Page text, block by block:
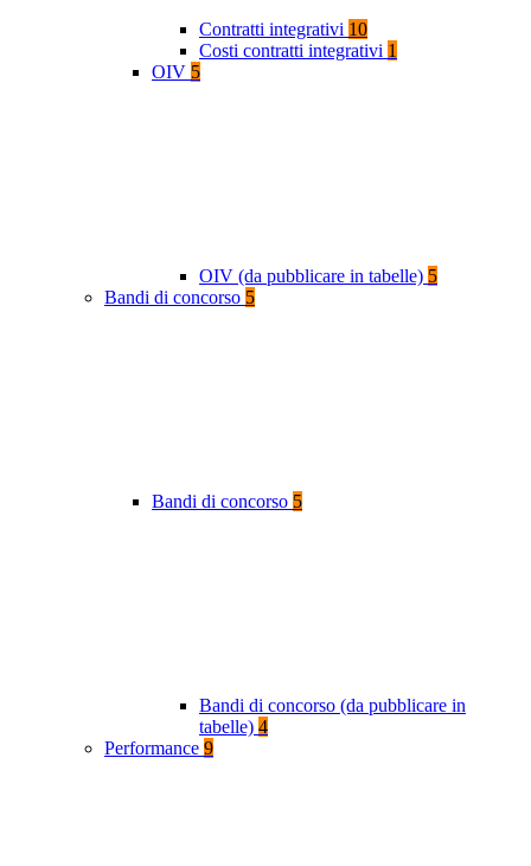
Contratti integrativi 10
Costi contratti integrativi 1
OIV 5
OIV (da pubblicare in tabelle) 5
Bandi di concorso 5
Bandi di concorso 5
Bandi di concorso (da pubblicare in
tabelle) 4
Performance 9